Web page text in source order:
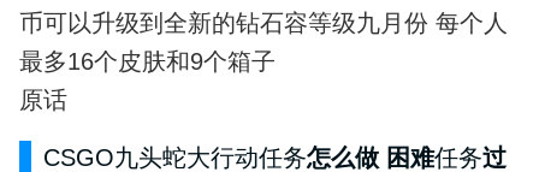
币可以升级到全新的钻石容等级九月份 每个人
最多16个皮肤和9个箱子
原话
CSGO九头蛇大行动任务怎么做 困难任务过